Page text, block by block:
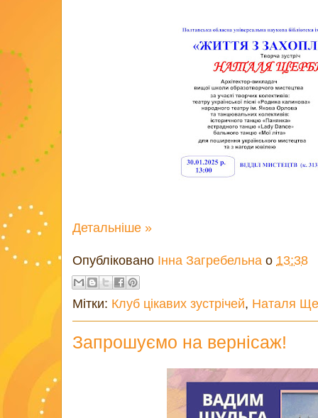
Детальніше »
Опубліковано Інна Загребельна о 13:38
Мітки: Клуб цікавих зустрічей, Наталя
Запрошуємо на вернісаж!